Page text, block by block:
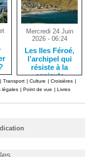
Mercredi 24 Juin
2026 - 06:24
Les Iles Féroé,
l’archipel qui
résiste à la
canicule
| Transport | Culture | Croisières |
légales | Point de vue | Livres